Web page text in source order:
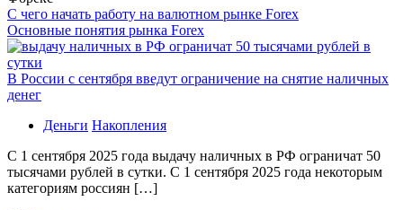
С чего начать работу на валютном рынке Forex
Основные понятия рынка Forex
В России с сентября введут ограничение на снятие наличных
денег
Деньги Накопления
С 1 сентября 2025 года выдачу наличных в РФ ограничат 50
тысячами рублей в сутки. С 1 сентября 2025 года некоторым
категориям россиян […]